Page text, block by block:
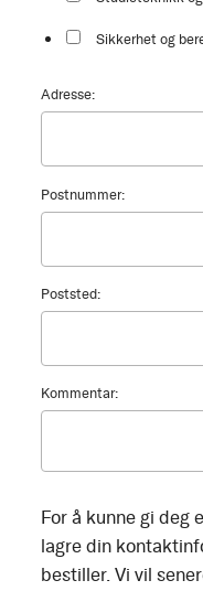
Sikkerhet og
Adresse:
Postnummer:
Poststed:
Kommentar:
For å kunne gi deg
lagre din
bestiller. Vi vil